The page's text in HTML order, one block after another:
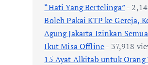
“Hati Yang Bertelinga”-
Boleh Pakai KTP ke Gereja,
Agung Jakarta Izinkan
Ikut Misa Offline- 37,918
15 Ayat Alkitab untuk Orang